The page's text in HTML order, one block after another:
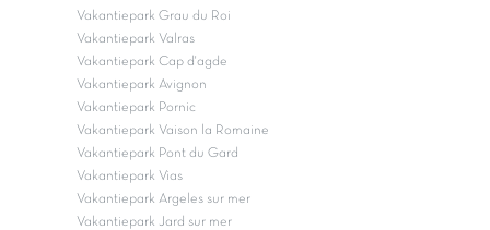
Vakantiepark Grau du Roi
Vakantiepark Valras
Vakantiepark Cap d'agde
Vakantiepark Avignon
Vakantiepark Pornic
Vakantiepark Vaison la Romaine
Vakantiepark Pont du Gard
Vakantiepark Vias
Vakantiepark Argeles sur mer
Vakantiepark Jard sur mer